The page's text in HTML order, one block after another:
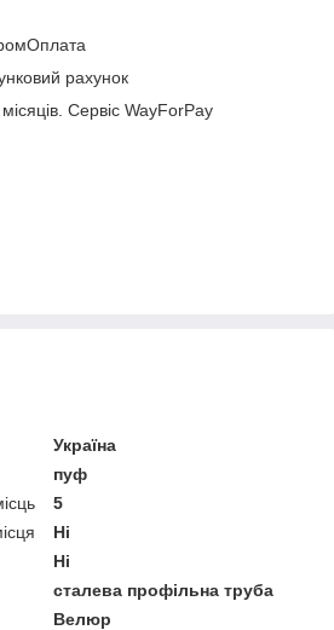
рахунок
Сервіс WayForPay
Україна
пуф
5
Ні
Ні
сталева профільна труба
Велюр